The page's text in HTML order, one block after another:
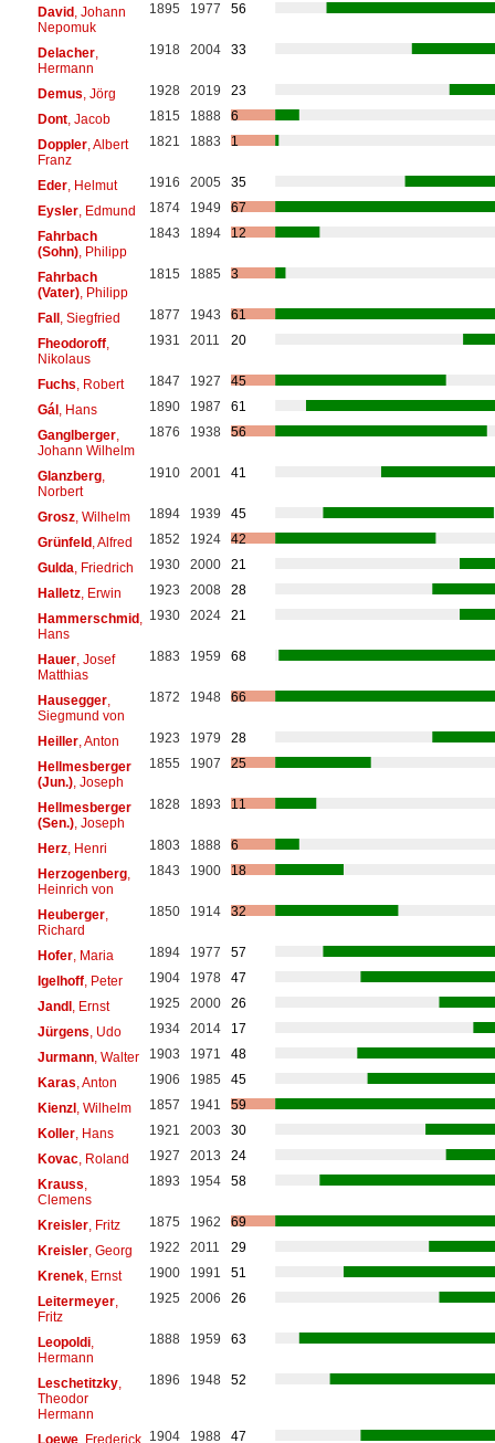
David , Johann
Nepomuk
1895 1977 56
Delacher,
Hermann
1918 2004 33
Demus, Jörg 1928 2019
23
Dont, Jacob 1815 1888
6
Doppler, Albert
Franz
1821 1883 1
Eder, Helmut 1916 2005
35
Eysler, Edmund 1874 1949
67
Fahrbach
(Sohn), Philipp
1843 1894 12
Fahrbach
(Vater), Philipp
1815 1885 3
Fall , Siegfried 1877 1943
61
Fheodoroff,
Nikolaus
1931 2011 20
Fuchs, Robert 1847 1927
45
Gál , Hans 1890 1987
61
Ganglberger,
Johann Wilhelm
1876 1938 56
Glanzberg,
Norbert
1910 2001 41
Grosz, Wilhelm 1894 1939
45
Grünfeld , Alfred 1852 1924
42
Gulda, Friedrich 1930 2000
21
Halletz, Erwin 1923 2008
28
Hammerschmid ,
Hans
1930 2024 21
Hauer, Josef
Matthias
1883 1959 68
Hausegger,
Siegmund von
1872 1948 66
Heiller, Anton 1923 1979
28
Hellmesberger
(Jun.), Joseph
1855 1907 25
Hellmesberger
(Sen.), Joseph
1828 1893 11
Herz, Henri 1803 1888
6
Herzogenberg,
Heinrich von
1843 1900 18
Heuberger,
Richard
1850 1914 32
Hofer, Maria 1894 1977
57
Igelhoff, Peter 1904 1978
47
Jandl , Ernst 1925 2000
26
Jürgens, Udo 1934 2014
17
Jurmann, Walter 1903 1971
48
Karas, Anton 1906 1985
45
Kienzl , Wilhelm 1857 1941
59
Koller, Hans 1921 2003
30
Kovac, Roland 1927 2013
24
Krauss,
Clemens
1893 1954 58
Kreisler, Fritz 1875 1962
69
Kreisler, Georg 1922 2011
29
Krenek, Ernst 1900 1991
51
Leitermeyer,
Fritz
1925 2006 26
Leopoldi,
Hermann
1888 1959 63
Leschetitzky,
Theodor
Hermann
1896 1948 52
Loewe, Frederick 1904 1988 47